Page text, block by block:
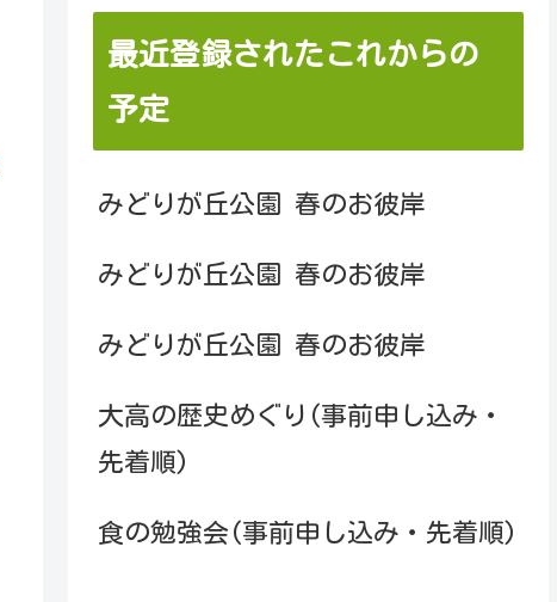
最近登録されたこれからの
予定
みどりが丘公園 春のお彼岸
みどりが丘公園 春のお彼岸
みどりが丘公園 春のお彼岸
大高の歴史めぐり(事前申し込み・
先着順)
食の勉強会(事前申し込み・先着順)